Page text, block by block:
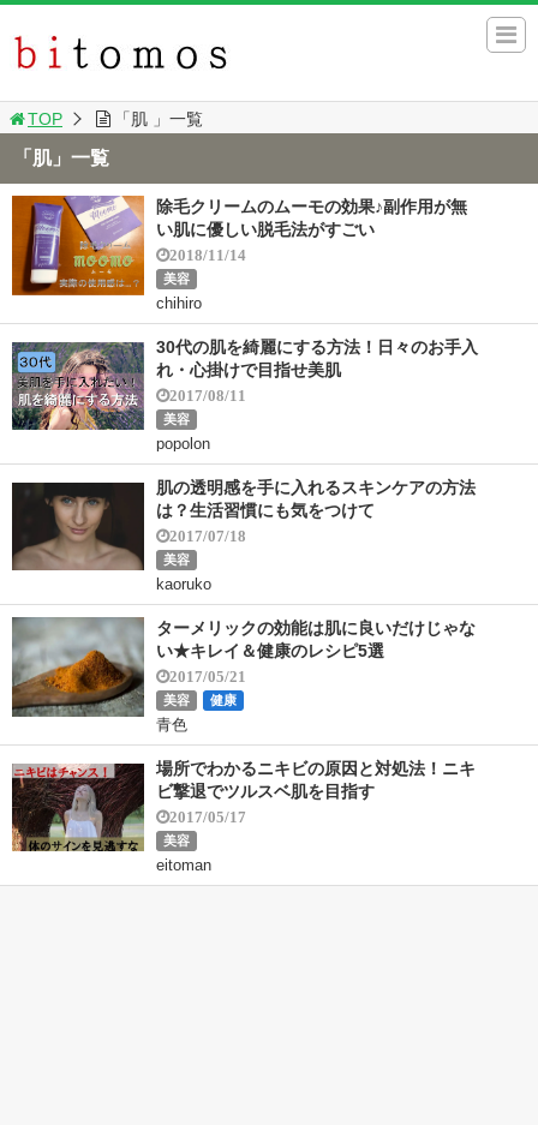
TOP 「肌 」一覧
「肌」一覧
除毛クリームのムーモの効果♪副作用が無
い肌に優しい脱毛法がすごい
2018/11/14
美容
chihiro
30代の肌を綺麗にする方法！日々のお手入
れ・心掛けで目指せ美肌
2017/08/11
美容
popolon
肌の透明感を手に入れるスキンケアの方法
は？生活習慣にも気をつけて
2017/07/18
美容
kaoruko
ターメリックの効能は肌に良いだけじゃな
い★キレイ＆健康のレシピ5選
2017/05/21
美容 健康
青色
場所でわかるニキビの原因と対処法！ニキ
ビ撃退でツルスベ肌を目指す
2017/05/17
美容
eitoman